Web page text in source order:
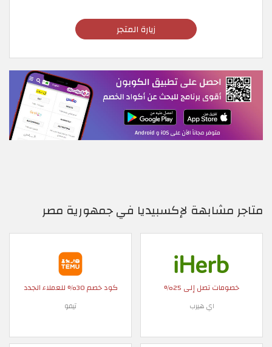
زيارة المتجر
متاجر مشابهة لإكسبيديا في جمهورية مصر
خصومات تصل إلى 25%
اي هيرب
كود خصم 30% للعملاء الجدد
تيمو